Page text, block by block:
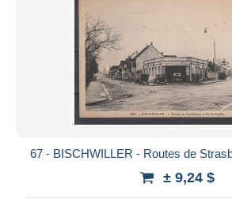
67 - BISCHWILLER - Routes de
± 9,24 $